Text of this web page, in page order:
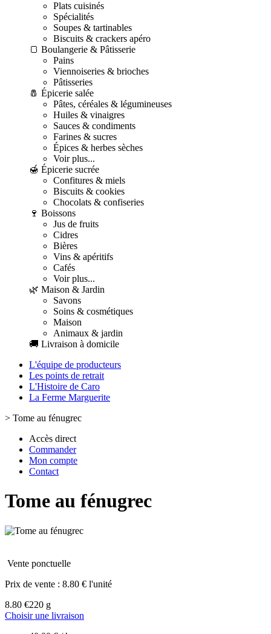
Plats cuisinés
Spécialités
Soupes & tartinables
Biscuits & crackers apéro
🍞 Boulangerie & Pâtisserie
Pains
Viennoiseries & brioches
Pâtisseries
🧂 Épicerie salée
Pâtes, céréales & légumineuses
Huiles & vinaigres
Sauces & condiments
Farines & sucres
Épices & herbes sèches
Voir plus...
🍯 Épicerie sucrée
Confitures & miels
Biscuits & cookies
Chocolats & confiseries
🍷 Boissons
Jus de fruits
Cidres
Bières
Vins & apéritifs
Cafés
Voir plus...
🌿 Maison & Jardin
Savons
Soins & cosmétiques
Maison
Animaux & jardin
🚚 Livraison à domicile
L'équipe de producteurs
Les points de retrait
L'Histoire de Caro
La Ferme Marguerite
> Tome au fénugrec
Accès direct
Commander
Mon compte
Contact
Tome au fénugrec
Vente ponctuelle
Prix de vente : 8.80 € l'unité
8.80 €220 g
Choisir une livraison